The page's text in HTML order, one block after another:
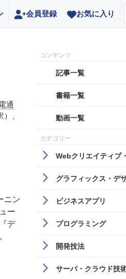
会員登録 お気に入り
通
、
ニン
ー
デ
記事一覧
書籍一覧
動画一覧
Webクリエイティブ
グラフィックス・デ
ビジネスアプリ
プログラミング
開発技法
サーバ・クラウド技